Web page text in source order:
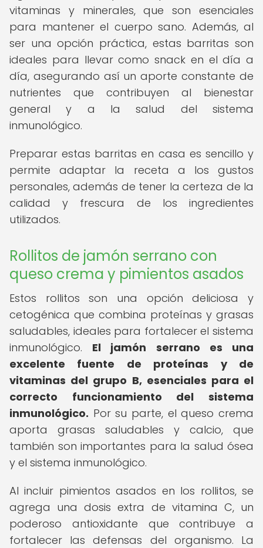
vitaminas y minerales, que son esenciales
para mantener el cuerpo sano. Además, al
ser una opción práctica, estas barritas son
ideales para llevar como snack en el día a
día, asegurando así un aporte constante de
nutrientes que contribuyen al bienestar
general y a la salud del sistema
inmunológico.
Preparar estas barritas en casa es sencillo y
permite adaptar la receta a los gustos
personales, además de tener la certeza de la
calidad y frescura de los ingredientes
utilizados.
Rollitos de jamón serrano con
queso crema y pimientos asados
Estos rollitos son una opción deliciosa y
cetogénica que combina proteínas y grasas
saludables, ideales para fortalecer el sistema
inmunológico. El jamón serrano es una
excelente fuente de proteínas y de
vitaminas del grupo B, esenciales para el
correcto funcionamiento del sistema
inmunológico. Por su parte, el queso crema
aporta grasas saludables y calcio, que
también son importantes para la salud ósea
y el sistema inmunológico.
Al incluir pimientos asados en los rollitos, se
agrega una dosis extra de vitamina C, un
poderoso antioxidante que contribuye a
fortalecer las defensas del organismo. La